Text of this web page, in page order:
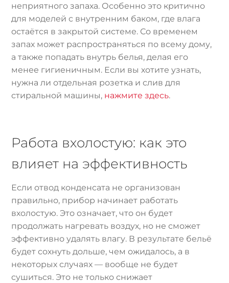
неприятного запаха. Особенно это критично
для моделей с внутренним баком, где влага
остаётся в закрытой системе. Со временем
запах может распространяться по всему дому,
а также попадать внутрь белья, делая его
менее гигиеничным. Если вы хотите узнать,
нужна ли отдельная розетка и слив для
стиральной машины, нажмите здесь.
Работа вхолостую: как это
влияет на эффективность
Если отвод конденсата не организован
правильно, прибор начинает работать
вхолостую. Это означает, что он будет
продолжать нагревать воздух, но не сможет
эффективно удалять влагу. В результате бельё
будет сохнуть дольше, чем ожидалось, а в
некоторых случаях — вообще не будет
сушиться. Это не только снижает